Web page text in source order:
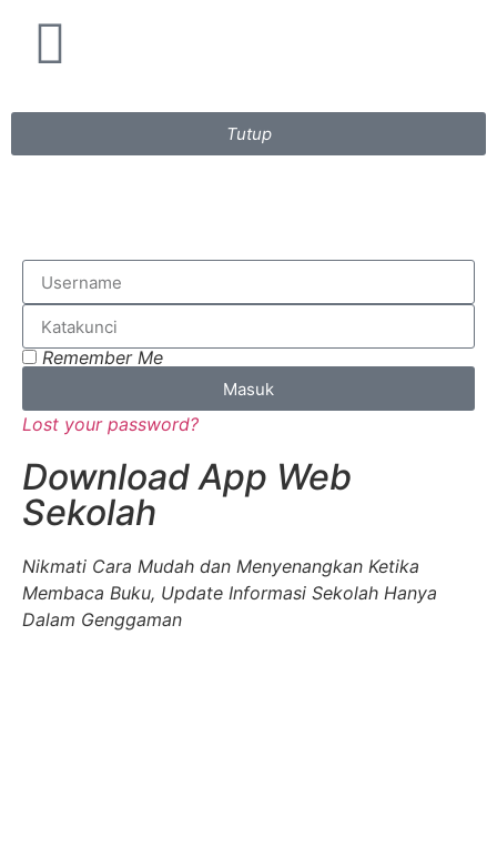
Tutup
Remember Me
Masuk
Lost your password?
Download App Web
Sekolah
Nikmati Cara Mudah dan Menyenangkan Ketika
Membaca Buku, Update Informasi Sekolah Hanya
Dalam Genggaman